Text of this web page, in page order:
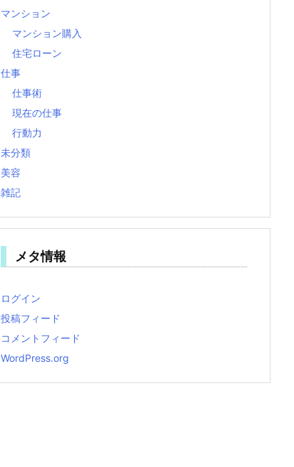
マンション
マンション購入
住宅ローン
仕事
仕事術
現在の仕事
行動力
未分類
美容
雑記
メタ情報
ログイン
投稿フィード
コメントフィード
WordPress.org